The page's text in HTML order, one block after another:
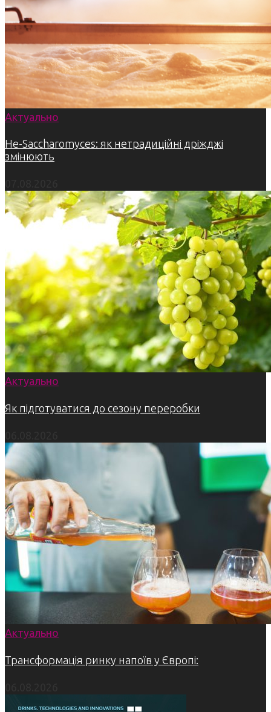
Актуально
Не-Saccharomyces: як нетрадиційні дріжджі
змінюють
Актуально
Як підготуватися до сезону переробки
Актуально
Трансформація ринку напоїв у Європі: